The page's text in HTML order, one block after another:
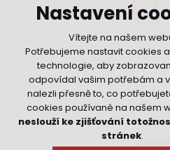
Nastavení
Vítejte na našem
Potřebujeme nastavit cookies
technologie, aby
odpovídal vašim potřebám a
nalezli přesně to, co
cookies používané na našem
neslouží ke zjišťování
stránek.
Domů